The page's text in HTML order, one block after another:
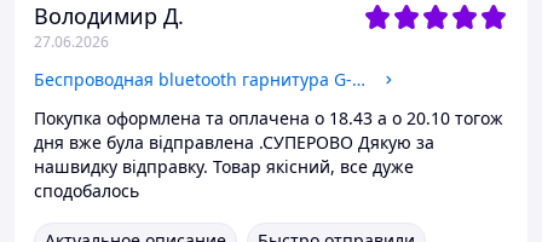
Володимир Д.
27.06.2026
Беспроводная bluetooth гарнитура G-6 с двойным микрофоном и технологией шумоподавления ENC
Покупка оформлена та оплачена о 18.43 а о 20.10 тогож
дня вже була відправлена .СУПЕРОВО Дякую за
нашвидку відправку. Товар якісний, все дуже
сподобалось